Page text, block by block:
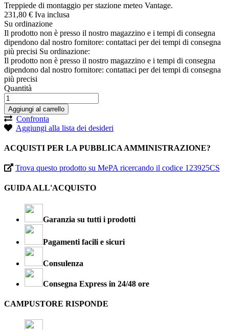
Treppiede di montaggio per stazione meteo Vantage.
231,80 € Iva inclusa
Su ordinazione
Il prodotto non è presso il nostro magazzino e i tempi di consegna
dipendono dal nostro fornitore: contattaci per dei tempi di consegna
più precisi Su ordinazione:
Il prodotto non è presso il nostro magazzino e i tempi di consegna
dipendono dal nostro fornitore: contattaci per dei tempi di consegna
più precisi
Quantità
Aggiungi al carrello
Confronta
Aggiungi alla lista dei desideri
ACQUISTI PER LA PUBBLICA AMMINISTRAZIONE?
Trova questo prodotto su MePA ricercando il codice 123925CS
GUIDA ALL'ACQUISTO
Garanzia su tutti i prodotti
Pagamenti facili e sicuri
Consulenza
Consegna Express in 24/48 ore
CAMPUSTORE RISPONDE